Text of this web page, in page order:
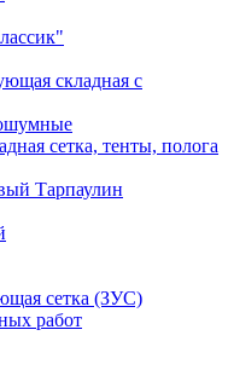
складная с
сетка, тенты, полога
Тарпаулин
сетка (ЗУС)
работ